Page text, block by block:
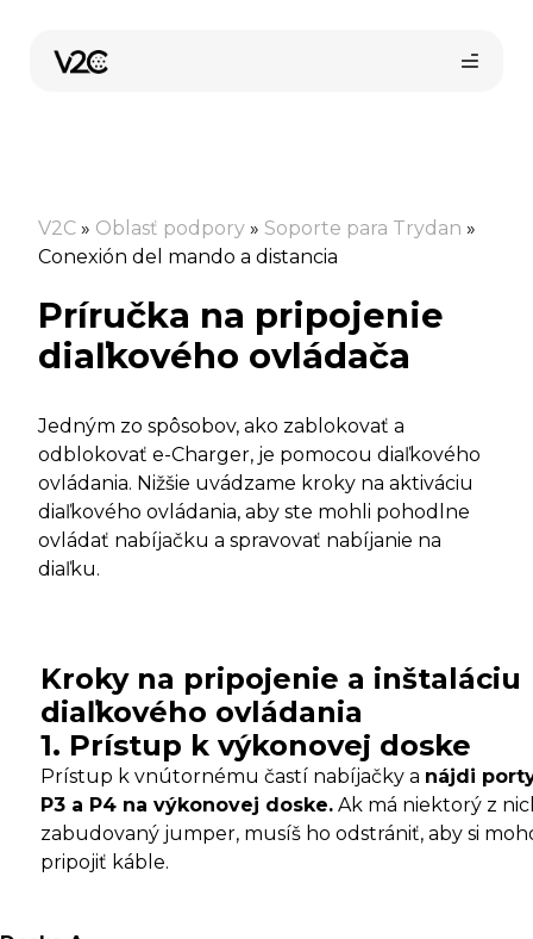
V2C » Oblasť podpory » Soporte para Trydan »
Conexión del mando a distancia
Príručka na pripojenie
diaľkového ovládača
Jedným zo spôsobov, ako zablokovať a
odblokovať e-Charger, je pomocou diaľkového
ovládania. Nižšie uvádzame kroky na aktiváciu
diaľkového ovládania, aby ste mohli pohodlne
ovládať nabíjačku a spravovať nabíjanie na
diaľku.
Kroky na pripojenie a inštaláciu
diaľkového ovládania
1. Prístup k výkonovej doske
Prístup k vnútornému častí nabíjačky a nájdi
P3 a P4 na výkonovej doske. Ak má niektorý z
zabudovaný jumper, musíš ho odstrániť, aby si
pripojiť káble.